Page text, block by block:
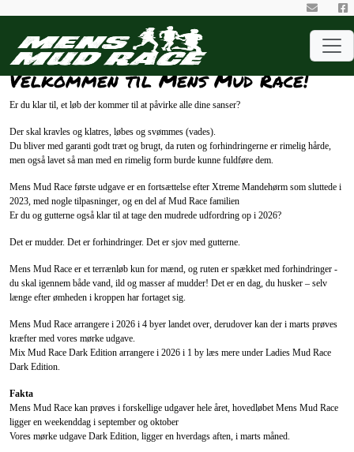
Velkommen til Mens Mud Race!
Er du klar til, et løb der kommer til at påvirke alle dine sanser?
Der skal kravles og klatres, løbes og svømmes (vades).
Du bliver med garanti godt træt og brugt, da ruten og forhindringerne er rimelig hårde,
men også lavet så man med en rimelig form burde kunne fuldføre dem.
Mens Mud Race første udgave er en fortsættelse efter Xtreme Mandehørm som sluttede i
2023, med nogle tilpasninger, og en del af Mud Race familien
Er du og gutterne også klar til at tage den mudrede udfordring op i 2026?
Det er mudder. Det er forhindringer. Det er sjov med gutterne.
Mens Mud Race er et terrænløb kun for mænd, og ruten er spækket med forhindringer -
du skal igennem både vand, ild og masser af mudder! Det er en dag, du husker – selv
længe efter ømheden i kroppen har fortaget sig.
Mens Mud Race arrangere i 2026 i 4 byer landet over, derudover kan der i marts prøves
kræfter med vores mørke udgave.
Mix Mud Race Dark Edition arrangere i 2026 i 1 by læs mere under Ladies Mud Race
Dark Edition.
Fakta
Mens Mud Race kan prøves i forskellige udgaver hele året, hovedløbet Mens Mud Race
ligger en weekenddag i september og oktober
Vores mørke udgave Dark Edition, ligger en hverdags aften, i marts måned.